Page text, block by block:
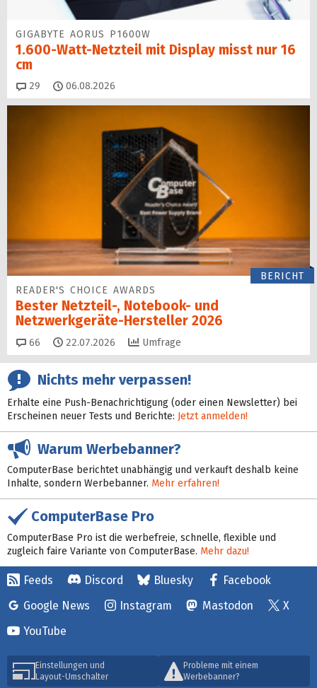
GIGABYTE AORUS P1600W
1.600-Watt-Netzteil mit Display misst nur 16
cm
29 Kommentare
06.08.2026
BERICHT
READER'S CHOICE AWARDS
Bester Netzteil-, Notebook- und
Netzwerkgeräte-Hersteller 2026
66 Kommentare
22.07.2026 Umfrage
Nichts mehr verpassen!
Erhalte eine Push-Benachrichtigung (oder einen Newsletter) bei
Erscheinen neuer Tests und Berichte: Jetzt anmelden!
Warum Werbebanner?
ComputerBase berichtet unabhängig und verkauft deshalb keine
Inhalte, sondern Werbebanner. Mehr erfahren!
ComputerBase Pro
ComputerBase Pro ist die werbefreie, schnelle, flexible und
zugleich faire Variante von ComputerBase. Mehr dazu!
Feeds Discord Bluesky
Facebook
Google News
Instagram Mastodon
X
YouTube
Einstellungen und
Layout-Umschalter
Probleme mit einem
Werbebanner?